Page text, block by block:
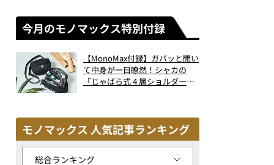
今月のモノマックス特別付録
【MonoMax付録】ガバッと開い
て中身が一目瞭然！シャカの
「じゃばら式４層ショルダーバ
モノマックス 人気記事ランキング